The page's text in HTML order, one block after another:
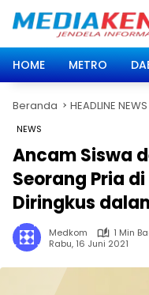
HOME
METRO
Beranda HEADLINE NEWS
NEWS
Ancam Siswa
Seorang Pria
Diringkus
Medkom
1 Min
Rabu, 16 Juni 2021